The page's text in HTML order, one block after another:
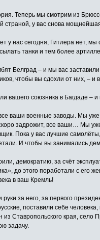
Теперь мы смотрим из
страной, у вас снова
у нас сегодня, Гитлера нет,
танки и тем более
Белград – и мы вас
чтобы вы сдохли от них, – и
вашего союзника в Багдаде –
ваши военные заводы. Мы уже
задрожит, все ваши… Мы
Пока у вас лучшие
И чтобы вы занимались
демократию, за счёт
до этого поработали с его
в ваш Кремль!
руки за него, за первого
поставили себе
из Ставропольского края, село
задачу.